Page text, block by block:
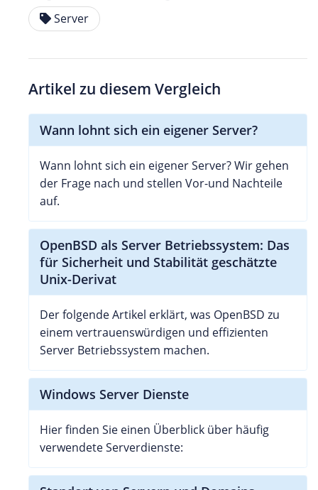
Server
Artikel zu diesem Vergleich
Wann lohnt sich ein eigener Server?
Wann lohnt sich ein eigener Server? Wir gehen
der Frage nach und stellen Vor-und Nachteile
auf.
OpenBSD als Server Betriebssystem: Das
für Sicherheit und Stabilität geschätzte
Unix-Derivat
Der folgende Artikel erklärt, was OpenBSD zu
einem vertrauenswürdigen und effizienten
Server Betriebssystem machen.
Windows Server Dienste
Hier finden Sie einen Überblick über häufig
verwendete Serverdienste: